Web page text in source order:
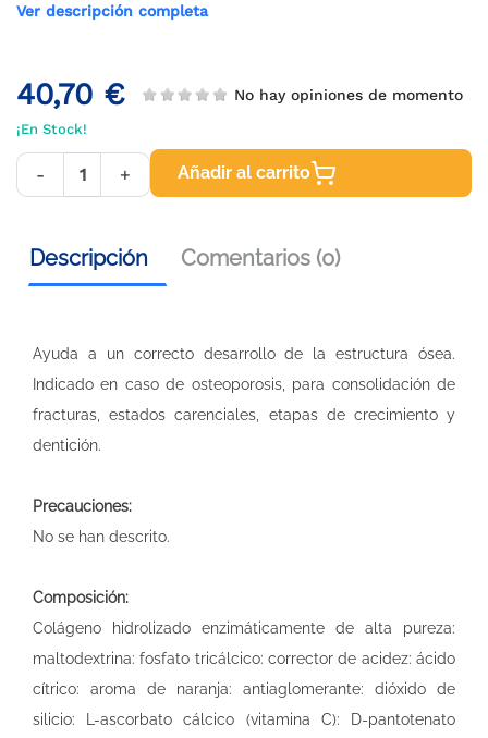
Ver descripción completa
40,70 € No hay opiniones de momento
¡En Stock!
- + Añadir al carrito
Descripción Comentarios (0)
Ayuda a un correcto desarrollo de la estructura ósea.
Indicado en caso de osteoporosis, para consolidación de
fracturas, estados carenciales, etapas de crecimiento y
dentición.
Precauciones:
No se han descrito.
Composición:
Colágeno hidrolizado enzimáticamente de alta pureza:
maltodextrina: fosfato tricálcico: corrector de acidez: ácido
cítrico: aroma de naranja: antiaglomerante: dióxido de
silicio: L-ascorbato cálcico (vitamina C): D-pantotenato